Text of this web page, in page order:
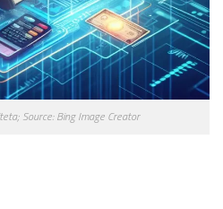
Source: Bing Image Creator